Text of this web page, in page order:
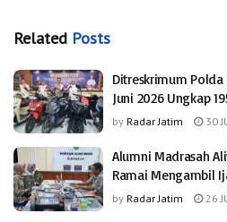
Related Posts
Ditreskrimum Polda
Juni 2026 Ungkap
by Radar Jatim 30
Alumni Madrasah
Ramai Mengambil
by Radar Jatim 26